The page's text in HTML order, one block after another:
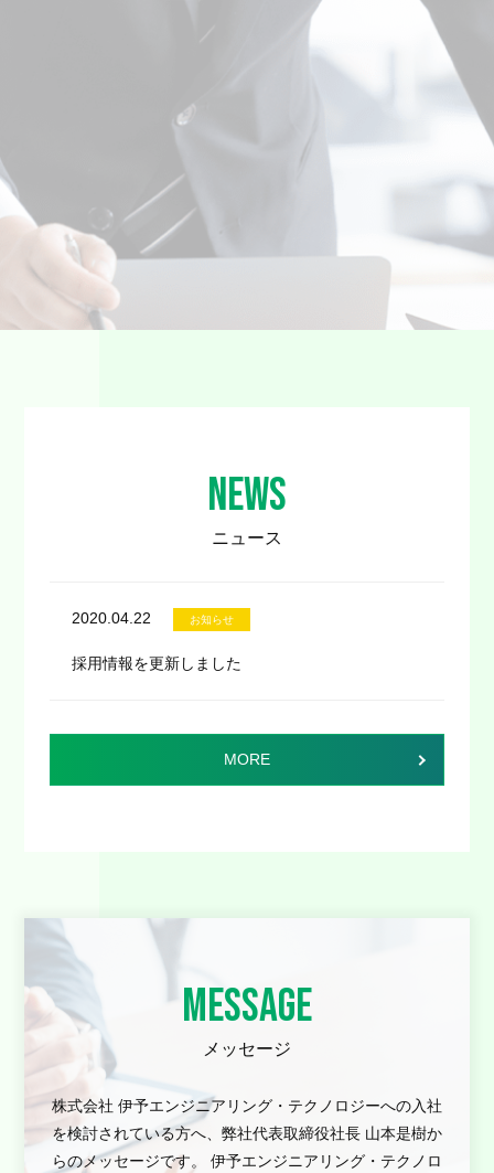
NEWS
ニュース
2020.04.22 お知らせ
採用情報を更新しました
MORE
MESSAGE
メッセージ
株式会社 伊予エンジニアリング・テクノロジーへの入社
を検討されている方へ、弊社代表取締役社長 山本是樹か
らのメッセージです。 伊予エンジニアリング・テクノロ